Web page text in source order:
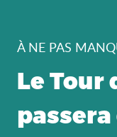
À NE PAS
Le Tour